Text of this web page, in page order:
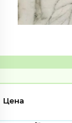
Цена